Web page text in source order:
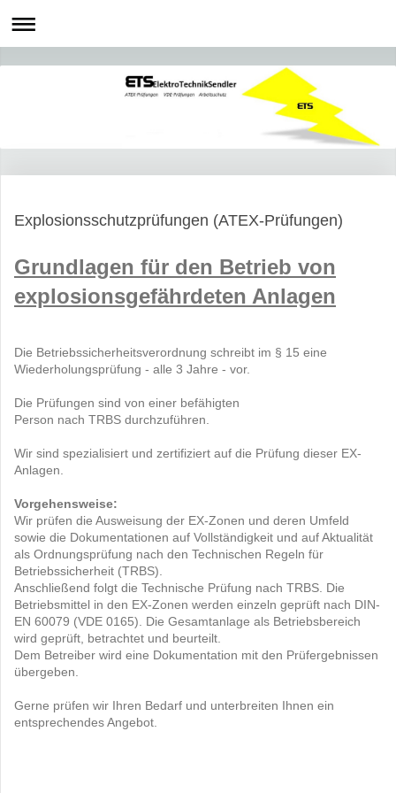
Explosionsschutzprüfungen (ATEX-Prüfungen)
Grundlagen für den Betrieb von
explosionsgefährdeten Anlagen
Die Betriebssicherheitsverordnung schreibt im § 15 eine
Wiederholungsprüfung - alle 3 Jahre - vor.
Die Prüfungen sind von einer befähigten
Person nach TRBS durchzuführen.
Wir sind spezialisiert und zertifiziert auf die Prüfung dieser EX-
Anlagen.
Vorgehensweise:
Wir prüfen die Ausweisung der EX-Zonen und deren Umfeld
sowie die Dokumentationen auf Vollständigkeit und auf Aktualität
als Ordnungsprüfung nach den Technischen Regeln für
Betriebssicherheit (TRBS).
Anschließend folgt die Technische Prüfung nach TRBS. Die
Betriebsmittel in den EX-Zonen werden einzeln geprüft nach DIN-
EN 60079 (VDE 0165). Die Gesamtanlage als Betriebsbereich
wird geprüft, betrachtet und beurteilt.
Dem Betreiber wird eine Dokumentation mit den Prüfergebnissen
übergeben.
Gerne prüfen wir Ihren Bedarf und unterbreiten Ihnen ein
entsprechendes Angebot.